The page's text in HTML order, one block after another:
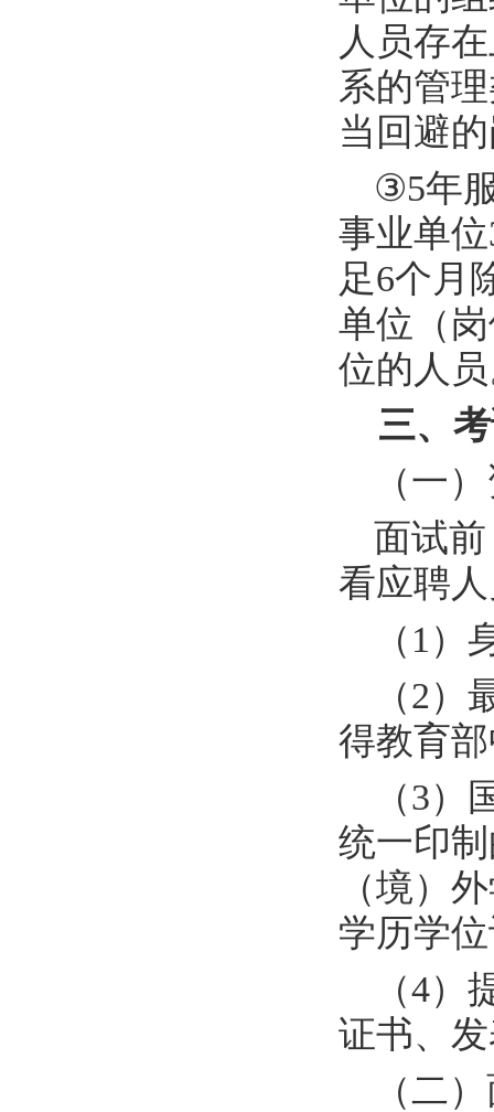
人员存
系的管
当回避
③5年
事业单位
足6个月
单位（
位的人
三、考
（一
面试
看应聘
（ 1 ）
（2）
得教育
（3）
统一印
（境）
学历学
（4）
证书、
（二